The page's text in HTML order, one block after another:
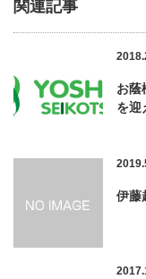
関連記事
お蔭
を迎
伊藤